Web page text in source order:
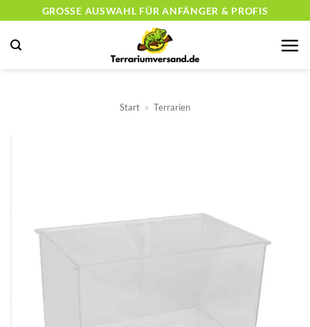
springen
GROSSE AUSWAHL FÜR ANFÄNGER & PROFIS
Start » Terrarien